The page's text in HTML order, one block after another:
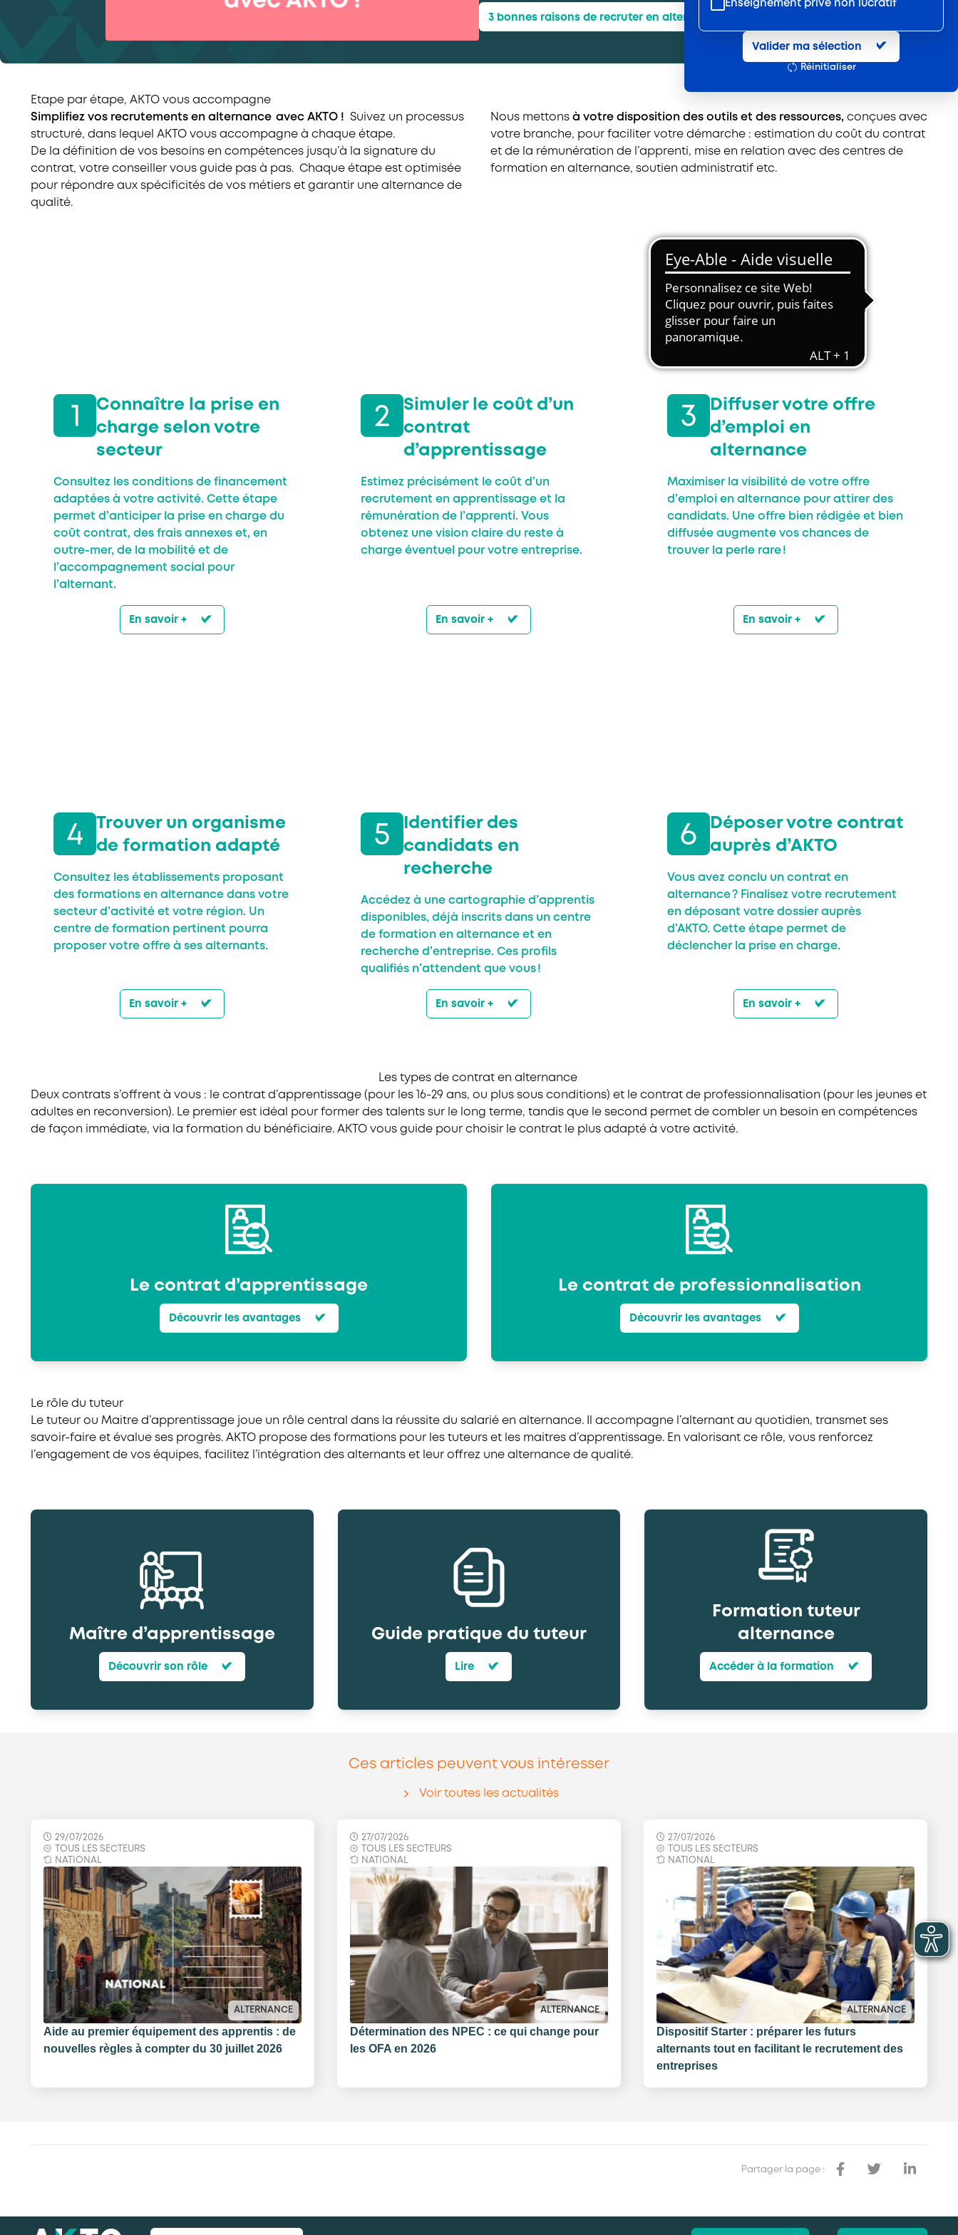
Enseignement privé non lucratif
Entretien et location textile
Hôtels, cafés, restaurants
Organismes de formation
Portage salarial
Prévention, sécurité
Services d'eau et d'assainissement
Travail mécanique du bois
Transport et travail aérien
Travail temporaire
Valider ma sélection
Réinitialiser
3 bonnes raisons de recruter en alternance
Etape par étape, AKTO vous accompagne
Simplifiez vos recrutements en alternance avec AKTO ! Suivez un processus
structuré, dans lequel AKTO vous accompagne à chaque étape.
De la définition de vos besoins en compétences jusqu’à la signature du
contrat, votre conseiller vous guide pas à pas. Chaque étape est optimisée
pour répondre aux spécificités de vos métiers et garantir une alternance de
qualité.
Nous mettons à votre disposition des outils et des ressources, conçues avec
votre branche, pour faciliter votre démarche : estimation du coût du contrat
et de la rémunération de l’apprenti, mise en relation avec des centres de
formation en alternance, soutien administratif etc.
Connaître la prise en
charge selon votre
secteur
Consultez les conditions de financement
adaptées à votre activité. Cette étape
permet d’anticiper la prise en charge du
coût contrat, des frais annexes et, en
outre-mer, de la mobilité et de
l’accompagnement social pour
l’alternant.
En savoir +
Simuler le coût d’un
contrat
d’apprentissage
Estimez précisément le coût d’un
recrutement en apprentissage et la
rémunération de l’apprenti. Vous
obtenez une vision claire du reste à
charge éventuel pour votre entreprise.
En savoir +
Diffuser votre offre
d’emploi en
alternance
Maximiser la visibilité de votre offre
d’emploi en alternance pour attirer des
candidats. Une offre bien rédigée et bien
diffusée augmente vos chances de
trouver la perle rare !
En savoir +
Trouver un organisme
de formation adapté
Consultez les établissements proposant
des formations en alternance dans votre
secteur d’activité et votre région. Un
centre de formation pertinent pourra
proposer votre offre à ses alternants.
En savoir +
Identifier des
candidats en
recherche
Accédez à une cartographie d’apprentis
disponibles, déjà inscrits dans un centre
de formation en alternance et en
recherche d’entreprise. Ces profils
qualifiés n’attendent que vous !
En savoir +
Déposer votre contrat
auprès d’AKTO
Vous avez conclu un contrat en
alternance ? Finalisez votre recrutement
en déposant votre dossier auprès
d’AKTO. Cette étape permet de
déclencher la prise en charge.
En savoir +
Les types de contrat en alternance
Deux contrats s’offrent à vous : le contrat d’apprentissage (pour les 16-29 ans, ou plus sous conditions) et le contrat de professionnalisation (pour les jeunes et
adultes en reconversion). Le premier est idéal pour former des talents sur le long terme, tandis que le second permet de combler un besoin en compétences
de façon immédiate, via la formation du bénéficiaire. AKTO vous guide pour choisir le contrat le plus adapté à votre activité.
Le contrat d’apprentissage
Découvrir les avantages
Le contrat de professionnalisation
Découvrir les avantages
Le rôle du tuteur
Le tuteur ou Maitre d’apprentissage joue un rôle central dans la réussite du salarié en alternance. Il accompagne l’alternant au quotidien, transmet ses
savoir-faire et évalue ses progrès. AKTO propose des formations pour les tuteurs et les maitres d’apprentissage. En valorisant ce rôle, vous renforcez
l’engagement de vos équipes, facilitez l’intégration des alternants et leur offrez une alternance de qualité.
Maître d’apprentissage
Découvrir son rôle
Guide pratique du tuteur
Lire
Formation tuteur
alternance
Accéder à la formation
Ces articles peuvent vous intéresser
Voir toutes les actualités
29/07/2026
TOUS LES SECTEURS
NATIONAL
ALTERNANCE
Aide au premier équipement des apprentis : de
nouvelles règles à compter du 30 juillet 2026
27/07/2026
TOUS LES SECTEURS
NATIONAL
ALTERNANCE
Détermination des NPEC : ce qui change pour
les OFA en 2026
27/07/2026
TOUS LES SECTEURS
NATIONAL
ALTERNANCE
Dispositif Starter : préparer les futurs
alternants tout en facilitant le recrutement des
entreprises
Partager la page :